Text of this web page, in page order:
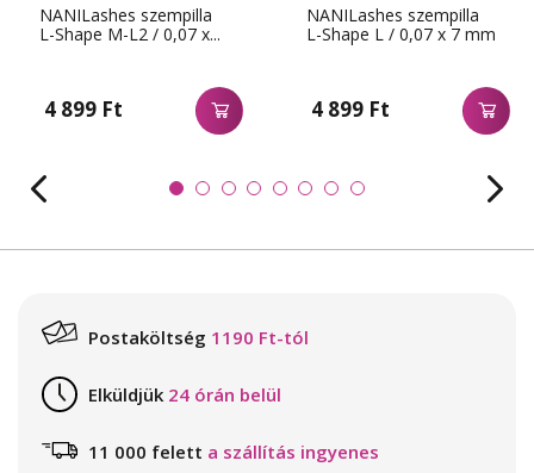
NANILashes szempilla
L-Shape M-L2 / 0,07 x...
4 899 Ft
NANILashes szempilla
L-Shape L / 0,07 x 7 mm
4 899 Ft
Postaköltség 1190 Ft-tól
Elküldjük 24 órán belül
11 000 felett a szállítás ingyenes